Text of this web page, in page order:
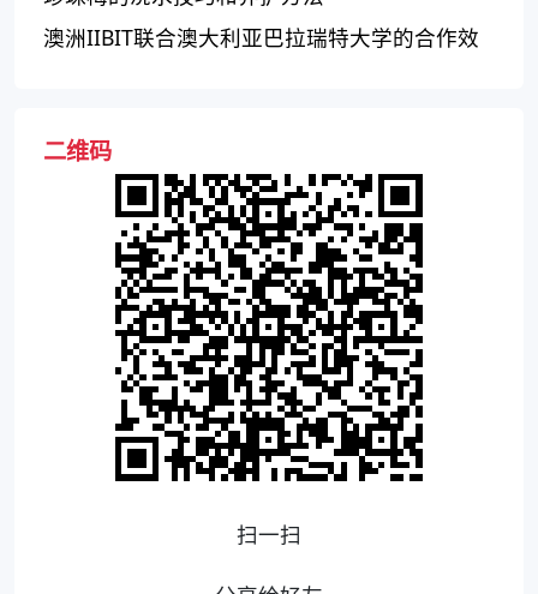
澳洲IIBIT联合澳大利亚巴拉瑞特大学的合作效
二维码
扫一扫